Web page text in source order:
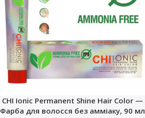
CHI Ionic Permanent Shine Hair Color —
Фарба для волосся без амміаку, 90 мл